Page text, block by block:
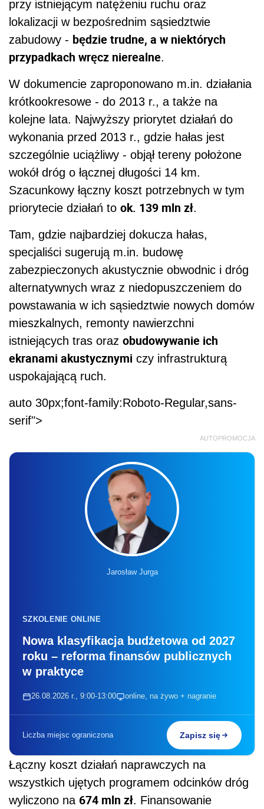
przy istniejącym natężeniu ruchu oraz
lokalizacji w bezpośrednim sąsiedztwie
zabudowy - będzie trudne, a w niektórych
przypadkach wręcz nierealne.
W dokumencie zaproponowano m.in. działania
krótkookresowe - do 2013 r., a także na
kolejne lata. Najwyższy priorytet działań do
wykonania przed 2013 r., gdzie hałas jest
szczególnie uciążliwy - objął tereny położone
wokół dróg o łącznej długości 14 km.
Szacunkowy łączny koszt potrzebnych w tym
priorytecie działań to ok. 139 mln zł.
Tam, gdzie najbardziej dokucza hałas,
specjaliści sugerują m.in. budowę
zabezpieczonych akustycznie obwodnic i dróg
alternatywnych wraz z niedopuszczeniem do
powstawania w ich sąsiedztwie nowych domów
mieszkalnych, remonty nawierzchni
istniejących tras oraz obudowywanie ich
ekranami akustycznymi czy infrastrukturą
uspokajającą ruch.
auto 30px;font-family:Roboto-Regular,sans-
serif">
AUTOPROMOCJA
Jarosław Jurga
SZKOLENIE ONLINE
Nowa klasyfikacja budżetowa od 2027
roku – reforma finansów publicznych
w praktyce
26.08.2026 r., 9:00-13:00 online, na żywo + nagranie
Liczba miejsc ograniczona Zapisz się
Łączny koszt działań naprawczych na
wszystkich ujętych programem odcinków dróg
wyliczono na 674 mln zł. Finansowanie